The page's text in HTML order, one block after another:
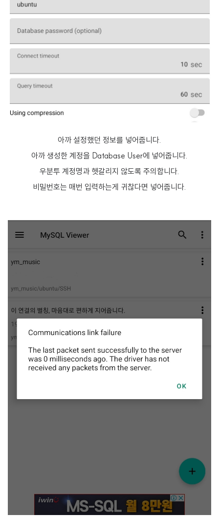
아까 설정했던 정보를 넣어줍니다.
아까 생성한 계정을 Database User에 넣어줍니다.
우분투 계정명과 헷갈리지 않도록 주의합니다.
비밀번호는 매번 입력하는게 귀찮다면 넣어줍니다.